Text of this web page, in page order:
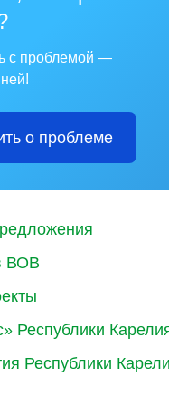
с проблемой —
о проблеме
ВОВ
Республики
Республики